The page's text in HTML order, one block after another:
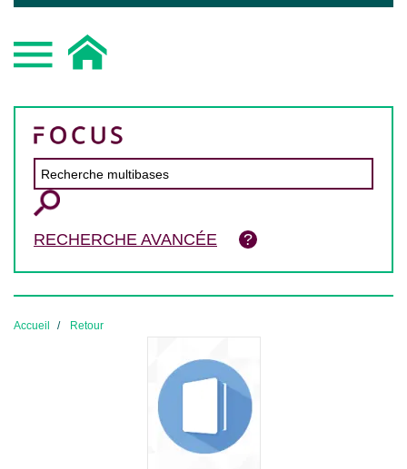
RECHERCHE AVANCÉE
Accueil Retour